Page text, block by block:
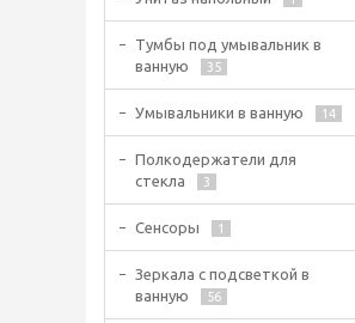
Тумбы под умывальник в
ванную
35
Умывальники в ванную 14
Полкодержатели для
стекла
3
Сенсоры 1
Зеркала с подсветкой в
ванную
56